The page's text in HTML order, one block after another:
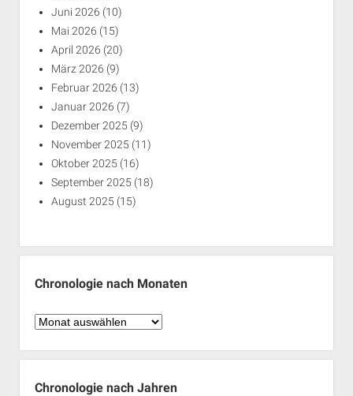
Juni 2026 (10)
Mai 2026 (15)
April 2026 (20)
März 2026 (9)
Februar 2026 (13)
Januar 2026 (7)
Dezember 2025 (9)
November 2025 (11)
Oktober 2025 (16)
September 2025 (18)
August 2025 (15)
Chronologie nach Monaten
Chronologie
Monaten
Chronologie nach Jahren